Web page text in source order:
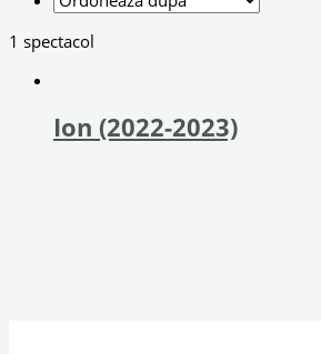
1 spectacol
Ion (2022-2023)